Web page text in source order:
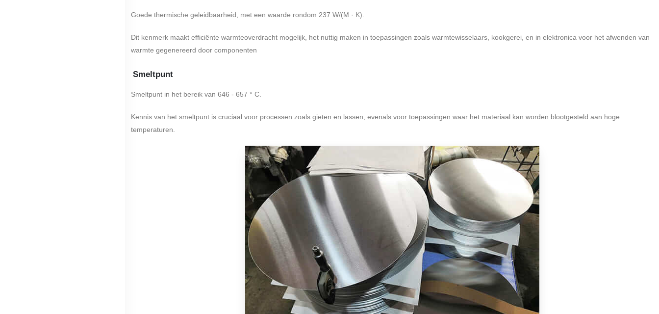
Goede thermische geleidbaarheid, met een waarde rondom 237 W/(M · K).
Dit kenmerk maakt efficiënte warmteoverdracht mogelijk, het nuttig maken in toepassingen zoals warmtewisselaars, kookgerei, en in elektronica voor het afwenden van
warmte gegenereerd door componenten
Smeltpunt
Smeltpunt in het bereik van 646 - 657 ° C.
Kennis van het smeltpunt is cruciaal voor processen zoals gieten en lassen, evenals voor toepassingen waar het materiaal kan worden blootgesteld aan hoge
temperaturen.